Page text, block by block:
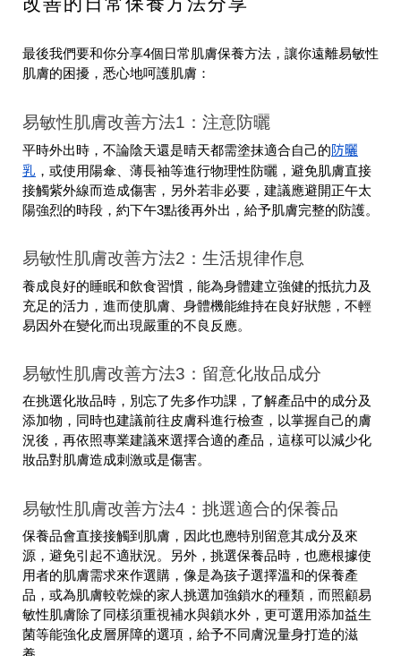
最後我們要和你分享4個日常肌膚保養方法，讓你遠離易敏性
肌膚的困擾，悉心地呵護肌膚：
易敏性肌膚改善方法1：注意防曬
平時外出時，不論陰天還是晴天都需塗抹適合自己的防曬
乳 ，或使用陽傘、薄長袖等進行物理性防曬，避免肌膚直接
接觸紫外線而造成傷害，另外若非必要，建議應避開正午太
陽強烈的時段，約下午3點後再外出，給予肌膚完整的防護。
易敏性肌膚改善方法2：生活規律作息
養成良好的睡眠和飲食習慣，能為身體建立強健的抵抗力及
充足的活力，進而使肌膚、身體機能維持在良好狀態，不輕
易因外在變化而出現嚴重的不良反應。
易敏性肌膚改善方法3：留意化妝品成分
在挑選化妝品時，別忘了先多作功課，了解產品中的成分及
添加物，同時也建議前往皮膚科進行檢查，以掌握自己的膚
況後，再依照專業建議來選擇合適的產品，這樣可以減少化
妝品對肌膚造成刺激或是傷害。
易敏性肌膚改善方法4：挑選適合的保養品
保養品會直接接觸到肌膚，因此也應特別留意其成分及來
源，避免引起不適狀況。另外，挑選保養品時，也應根據使
用者的肌膚需求來作選購，像是為孩子選擇溫和的保養產
品，或為肌膚較乾燥的家人挑選加強鎖水的種類，而照顧易
敏性肌膚除了同樣須重視補水與鎖水外，更可選用添加益生
菌等能強化皮層屏障的選項，給予不同膚況量身打造的滋